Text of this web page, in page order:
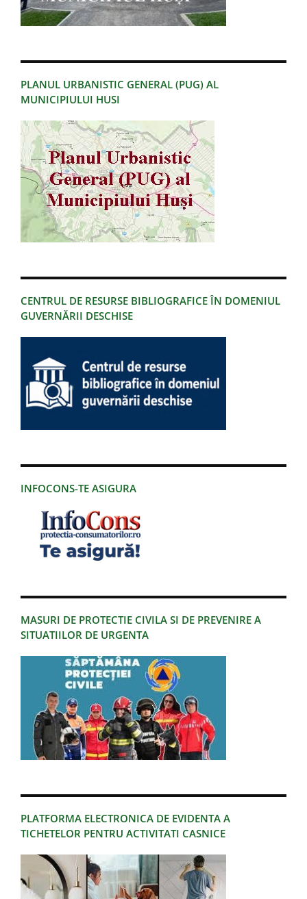
PLANUL URBANISTIC GENERAL (PUG) AL
MUNICIPIULUI HUSI
CENTRUL DE RESURSE BIBLIOGRAFICE ÎN DOMENIUL
GUVERNĂRII DESCHISE
INFOCONS-TE ASIGURA
MASURI DE PROTECTIE CIVILA SI DE PREVENIRE A
SITUATIILOR DE URGENTA
PLATFORMA ELECTRONICA DE EVIDENTA A
TICHETELOR PENTRU ACTIVITATI CASNICE